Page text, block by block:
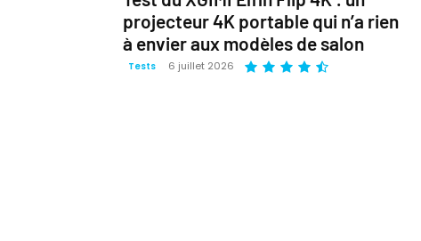
projecteur 4K portable qui n’a rien
à envier aux modèles de salon
Tests 6 juillet 2026